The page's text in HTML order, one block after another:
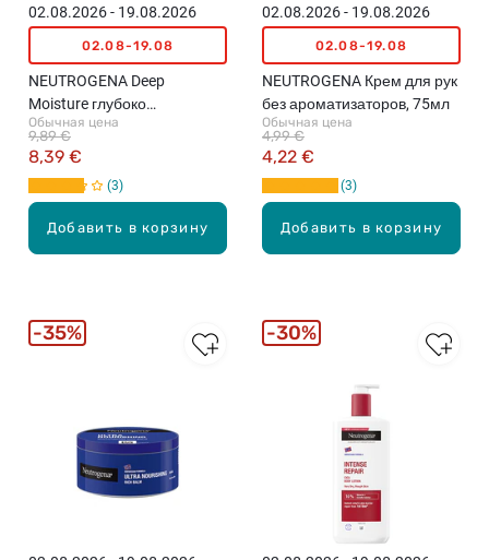
Добавить в корзину
02.08.2026 - 19.08.2026
02.08-19.08
NEUTROGENA Deep
Moisture глубоко
увлажняющий, быстро
впитывающийся лосьон
маслом, 400мл
Обычная цена
8,39 €
9,89 €
3
Добавить в корзину
02.08.2026 - 19.08.2026
02.08-19.08
NEUTROGENA Крем для рук
без ароматизаторов, 75мл
Обычная цена
4,22 €
4,99 €
3
35% 30%